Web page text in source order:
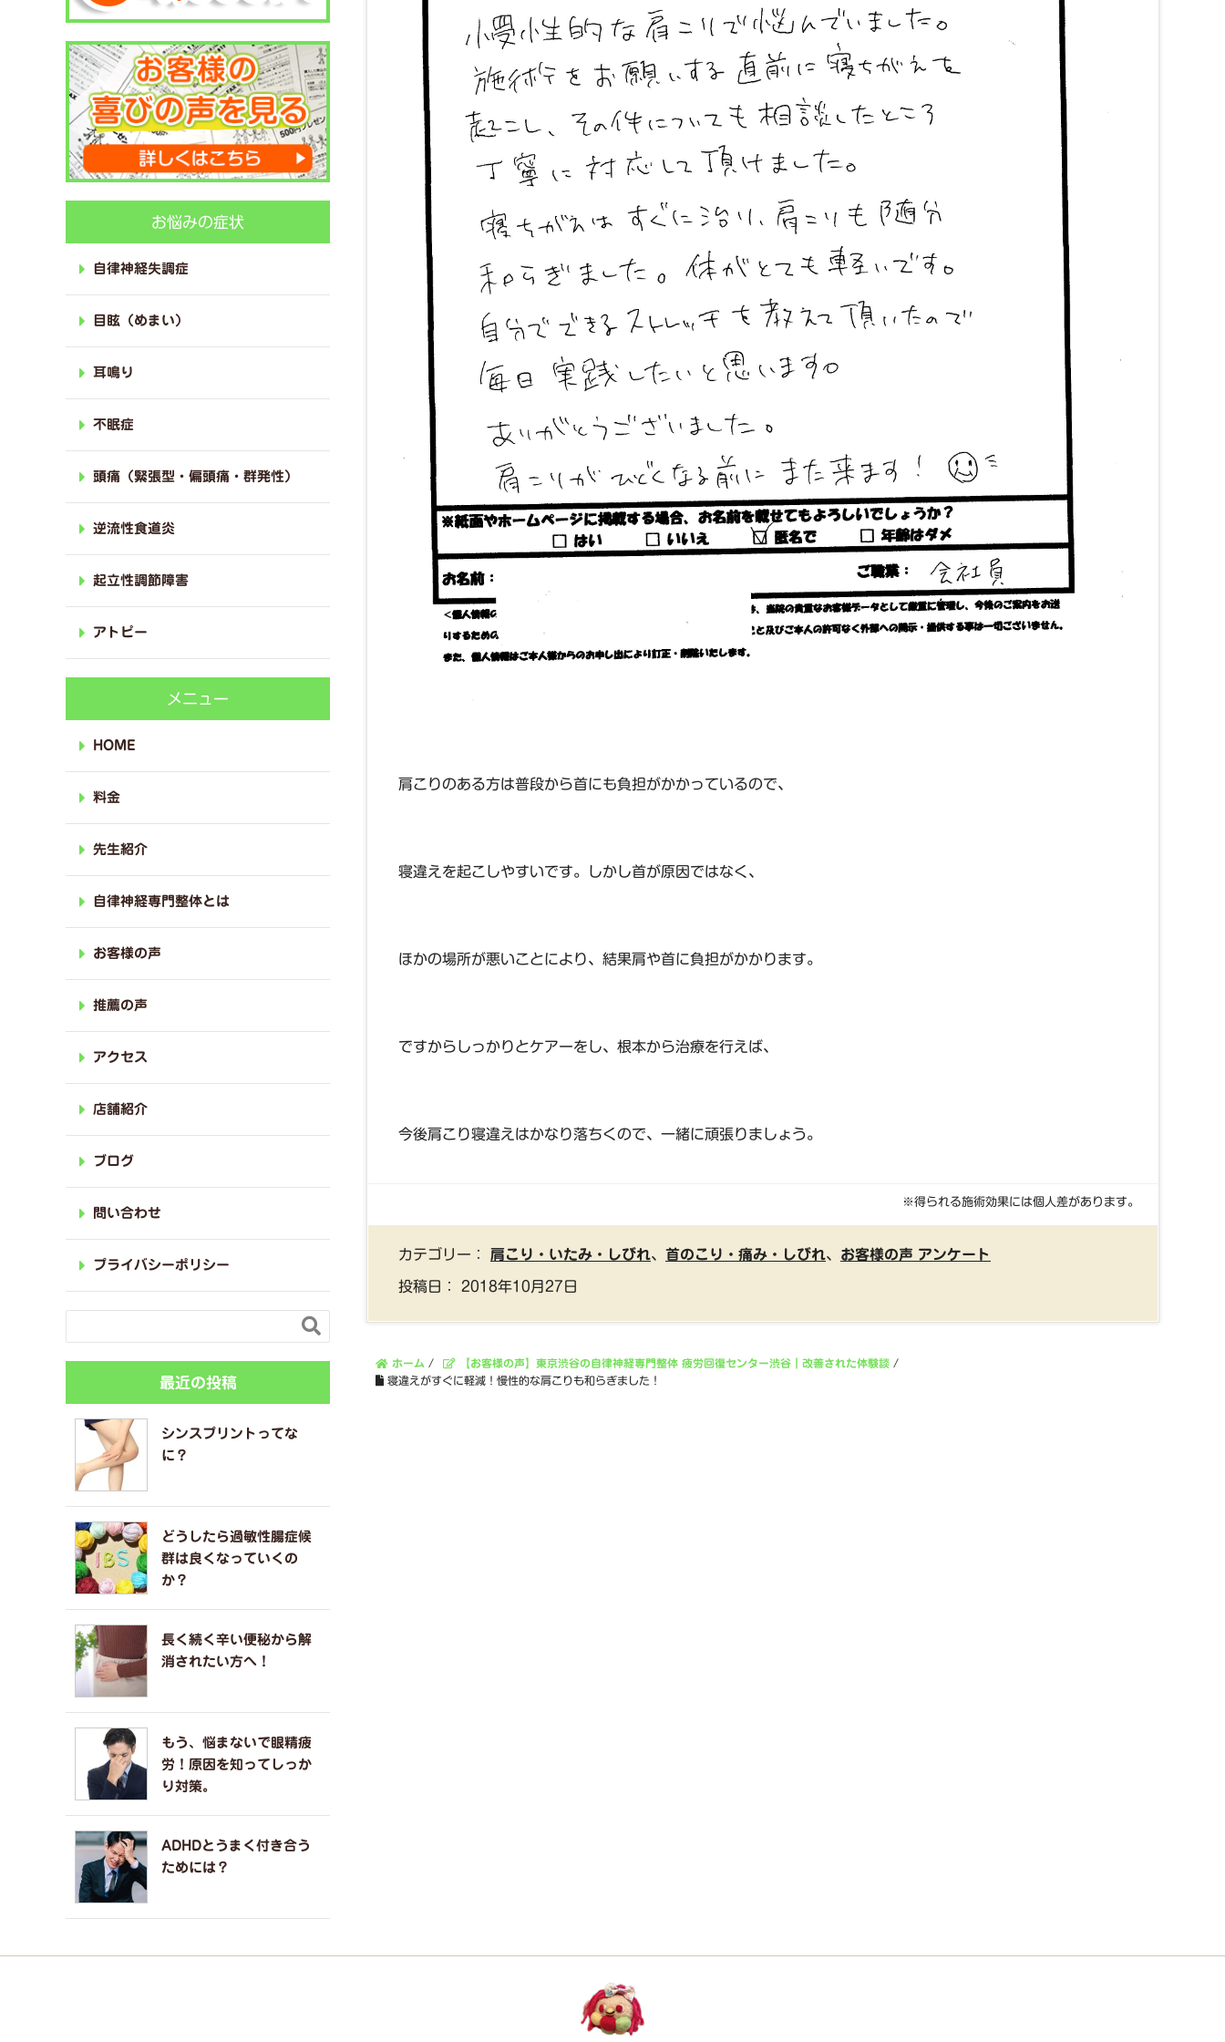
肩こりのある方は普段から首にも負担がかかっているので、
寝違えを起こしやすいです。しかし首が原因ではなく、
ほかの場所が悪いことにより、結果肩や首に負担がかかります。
ですからしっかりとケアーをし、根本から治療を行えば、
今後肩こり寝違えはかなり落ちくので、一緒に頑張りましょう。
※得られる施術効果には個人差があります。
カテゴリー： 肩こり・いたみ・しびれ、 首のこり・痛み・しびれ、 お客様の声 アンケート
投稿日： 2018年10月27日
ホーム / 【お客様の声】東京渋谷の自律神経専門整体 疲労回復センター渋谷｜改善された体験談 /
寝違えがすぐに軽減！慢性的な肩こりも和らぎました！
お悩みの症状
自律神経失調症
目眩（めまい）
耳鳴り
不眠症
頭痛（緊張型・偏頭痛・群発性）
逆流性食道炎
起立性調節障害
アトピー
メニュー
HOME
料金
先生紹介
自律神経専門整体とは
お客様の声
推薦の声
アクセス
店舗紹介
ブログ
問い合わせ
プライバシーポリシー

最近の投稿
シンスプリントってな
に？
どうしたら過敏性腸症候
群は良くなっていくの
か？
長く続く辛い便秘から解
消されたい方へ！
もう、悩まないで眼精疲
労！原因を知ってしっか
り対策。
ADHDとうまく付き合う
ためには？